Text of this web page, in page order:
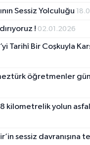
Sessiz Yolculuğu
! 02.01.2026
Tarihî Bir Coşkuyla
öğretmenler
8 kilometrelik yolun
sessiz davranışına